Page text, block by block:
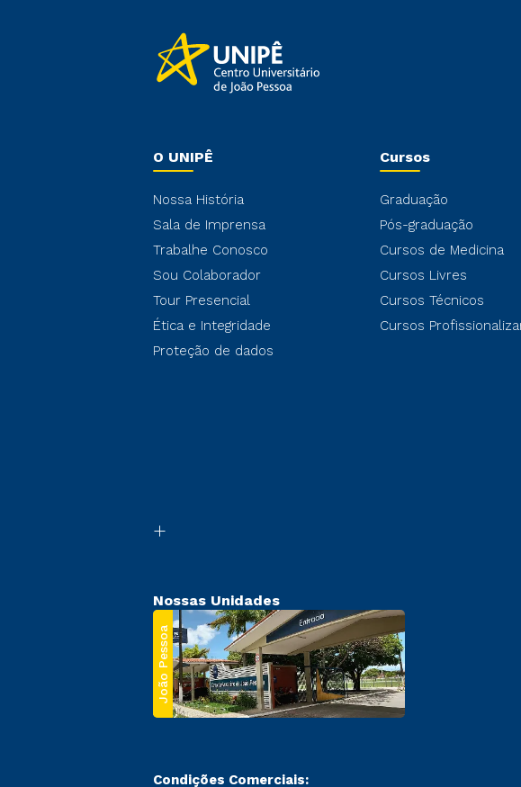
O UNIPÊ
Nossa História
Sala de Imprensa
Trabalhe Conosco
Sou Colaborador
Tour Presencial
Ética e Integridade
Proteção de dados
Cursos
Graduação
Pós-graduação
Cursos de Medicina
Cursos Livres
Cursos Técnicos
Cursos
Nossas Unidades
João Pessoa
Condições Comerciais: